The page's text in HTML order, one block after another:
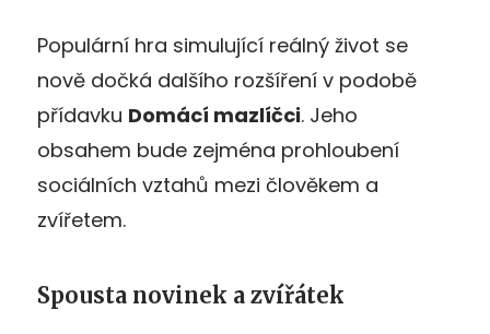
Populární hra simulující reálný život se
nově dočká dalšího rozšíření v podobě
přídavku Domácí mazlíčci. Jeho
obsahem bude zejména prohloubení
sociálních vztahů mezi člověkem a
zvířetem.
Spousta novinek a zvířátek